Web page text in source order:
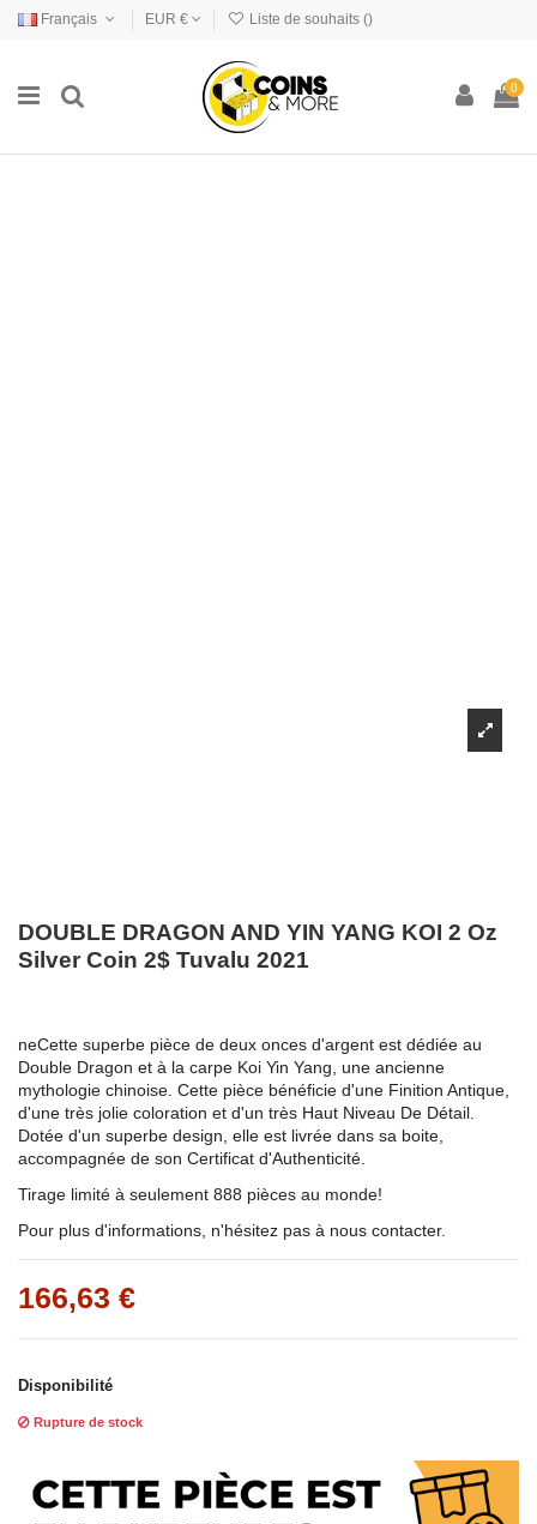
Français EUR € Liste de souhaits ()
0
DOUBLE DRAGON AND YIN YANG KOI 2 Oz
Silver Coin 2$ Tuvalu 2021
neCette superbe pièce de deux onces d'argent est dédiée au
Double Dragon et à la carpe Koi Yin Yang, une ancienne
mythologie chinoise. Cette pièce bénéficie d'une Finition Antique,
d'une très jolie coloration et d'un très Haut Niveau De Détail.
Dotée d'un superbe design, elle est livrée dans sa boite,
accompagnée de son Certificat d'Authenticité.
Tirage limité à seulement 888 pièces au monde!
Pour plus d'informations, n'hésitez pas à nous contacter.
166,63 €
Disponibilité
Rupture de stock